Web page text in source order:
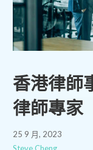
香港律師
律師專家
25 9 月, 2023